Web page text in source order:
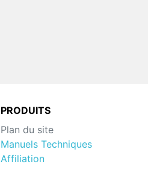
PRODUITS
Plan du site
Manuels Techniques
Affiliation